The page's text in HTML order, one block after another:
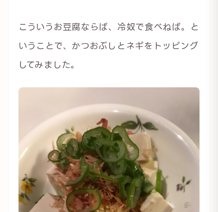
こういうお豆腐ならば、冷奴で食べねば。と
いうことで、かつおぶしとネギをトッピング
してみました。